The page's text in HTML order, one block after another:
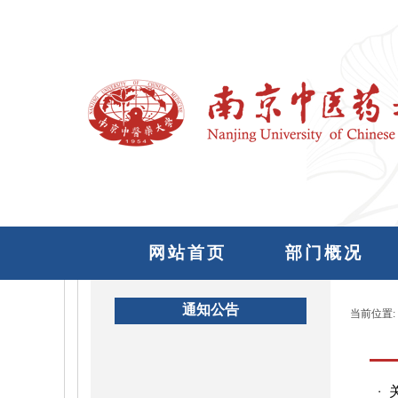
网站首页 部门概况
通知公告 当前位置:
・